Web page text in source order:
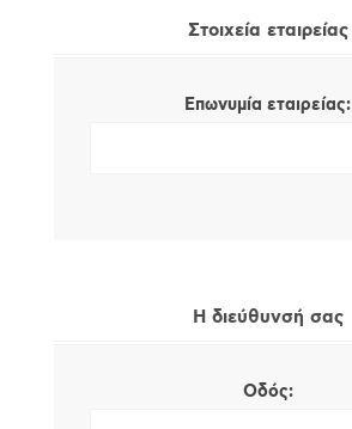
Στοιχεία εταιρείας
Επωνυμία εταιρείας:
Η διεύθυνσή σας
Οδός: